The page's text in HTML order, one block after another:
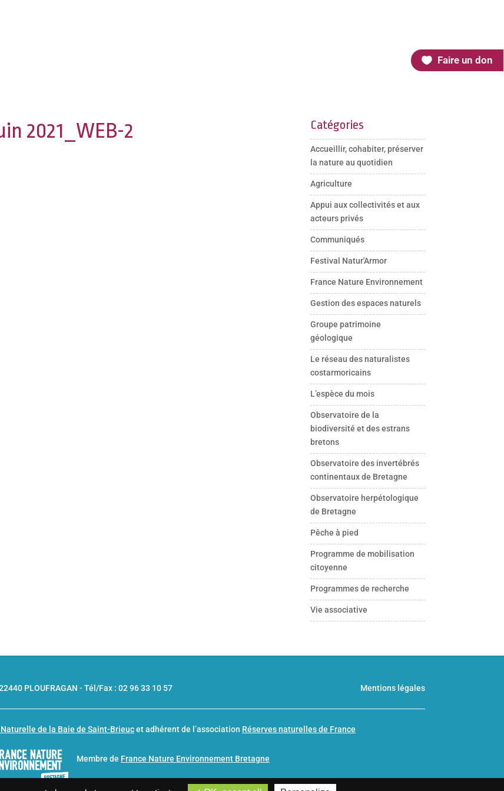
Faire un don
2021_WEB-2 Catégories
Accueillir, cohabiter, préserver
la nature au quotidien
Agriculture
Appui aux collectivités et aux
acteurs privés
Communiqués
Festival Natur'Armor
France Nature Environnement
Gestion des espaces naturels
Groupe patrimoine
géologique
Le réseau des naturalistes
costarmoricains
L’espèce du mois
Observatoire de la
biodiversité et des estrans
bretons
Observatoire des invertébrés
continentaux de Bretagne
Observatoire herpétologique
de Bretagne
Pêche à pied
Programme de mobilisation
citoyenne
Programmes de recherche
Vie associative
PLOUFRAGAN -Tél/Fax : 02 96 33 10 57 Mentions légales
Naturelle de la Baie de Saint-Brieucet adhérent de l’association Réserves naturelles de France
Membre de France Nature Environnement Bretagne